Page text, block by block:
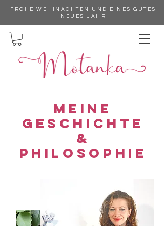
FROHE WEIHNACHTEN UND EINES GUTES
NEUES JAHR
meine
GESCHICHTE
&
PHILOSOPHIE